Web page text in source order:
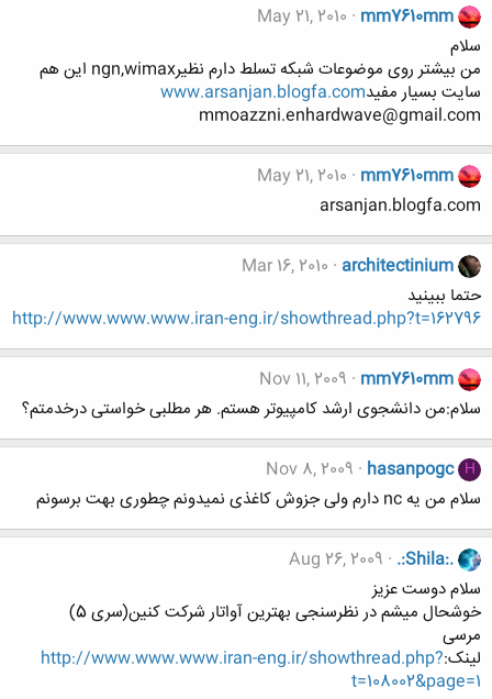
mm7610mm
May 21, 2010
سلام
من بیشتر روی موضوعات شبکه تسلط دارم نظیرngn,wimax این هم
سایت بسیار مفیدwww.arsanjan.blogfa.com
mmoazzni.enhardwave@gmail.com
mm7610mm
May 21, 2010
arsanjan.blogfa.com
architectinium
Mar 16, 2010
حتما ببینید
http://www.www.www.iran-eng.ir/showthread.php?t=162796
mm7610mm
Nov 11, 2009
سلام:من دانشجوی ارشد کامپیوتر هستم. هر مطلبی خواستی درخدمتم؟
H
hasanpogc
Nov 8, 2009
سلام من یه nc دارم ولی جزوش کاغذی نمیدونم چطوری بهت برسونم
.:Shila:.
Aug 26, 2009
سلام دوست عزیز
خوشحال میشم در نظرسنجی بهترین آواتار شرکت کنین(سری 5)
مرسی
لینک:http://www.www.www.iran-eng.ir/showthread.php?
t=108002&page=1